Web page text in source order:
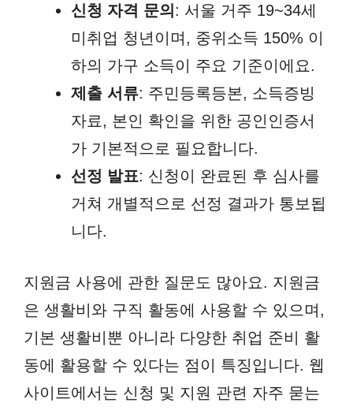
신청 자격 문의 : 서울 거주 19~34세
미취업 청년이며, 중위소득 150% 이
하의 가구 소득이 주요 기준이에요.
제출 서류: 주민등록등본, 소득증빙
자료, 본인 확인을 위한 공인인증서
가 기본적으로 필요합니다.
선정 발표: 신청이 완료된 후 심사를
거쳐 개별적으로 선정 결과가 통보됩
니다.
지원금 사용에 관한 질문도 많아요. 지원금
은 생활비와 구직 활동에 사용할 수 있으며,
기본 생활비뿐 아니라 다양한 취업 준비 활
동에 활용할 수 있다는 점이 특징입니다. 웹
사이트에서는 신청 및 지원 관련 자주 묻는